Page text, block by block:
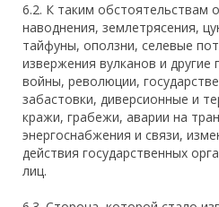
6.2. К таким обстоятельствам
наводнения, землетрясения,
тайфуны, оползни, селевые
извержения вулканов и
войны, революции,
забастовки, диверсионные и
кражи, грабежи, аварии на
энергоснабжения и связи,
действия государственных
лиц.